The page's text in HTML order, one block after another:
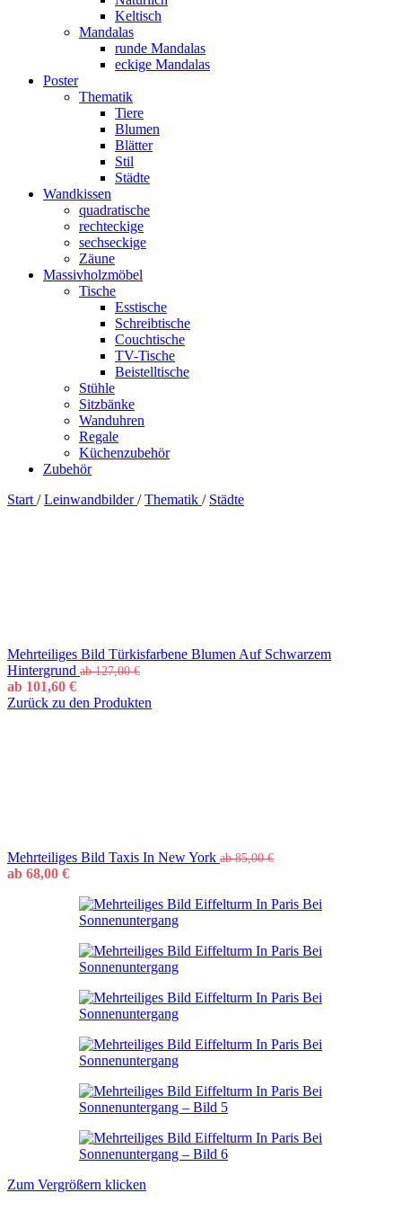
Keltisch
Mandalas
runde Mandalas
eckige Mandalas
Poster
Thematik
Tiere
Blumen
Blätter
Stil
Städte
Wandkissen
quadratische
rechteckige
sechseckige
Zäune
Massivholzmöbel
Tische
Esstische
Schreibtische
Couchtische
TV-Tische
Beistelltische
Stühle
Sitzbänke
Wanduhren
Regale
Küchenzubehör
Zubehör
Start / Leinwandbilder/ Thematik / Städte
Mehrteiliges Bild Türkisfarbene Blumen Auf Schwarzem
Hintergrund ab127,00€
ab 101,60 €
Zurück zu den Produkten
Mehrteiliges Bild Taxis In New York ab85,00€
ab 68,00 €
Zum Vergrößern klicken